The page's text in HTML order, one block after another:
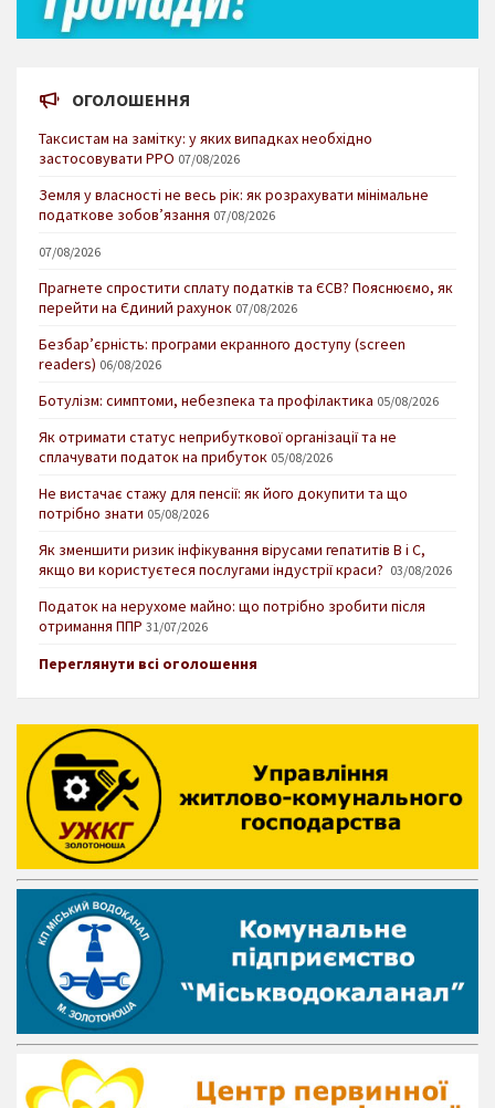
ОГОЛОШЕННЯ
Таксистам на замітку: у яких випадках необхідно
застосовувати РРО 07/08/2026
Земля у власності не весь рік: як розрахувати мінімальне
податкове зобов’язання 07/08/2026
07/08/2026
Прагнете спростити сплату податків та ЄСВ? Пояснюємо, як
перейти на Єдиний рахунок 07/08/2026
Безбар’єрність: програми екранного доступу (screen
readers) 06/08/2026
Ботулізм: симптоми, небезпека та профілактика 05/08/2026
Як отримати статус неприбуткової організації та не
сплачувати податок на прибуток 05/08/2026
Не вистачає стажу для пенсії: як його докупити та що
потрібно знати 05/08/2026
Як зменшити ризик інфікування вірусами гепатитів В і С,
якщо ви користуєтеся послугами індустрії краси? 03/08/2026
Податок на нерухоме майно: що потрібно зробити після
отримання ППР 31/07/2026
Переглянути всі оголошення